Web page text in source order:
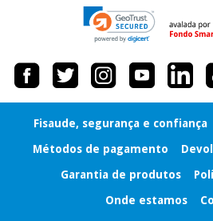
Fisaude, segurança e confiança
Métodos de pagamento
Garantia de produtos
Onde estamos